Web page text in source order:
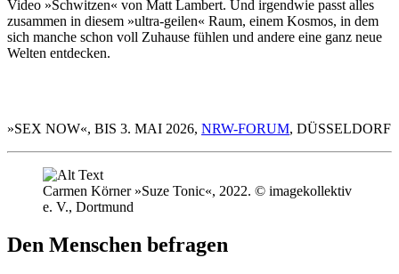
Video »Schwitzen« von Matt Lambert. Und irgendwie passt alles
zusammen in diesem »ultra-geilen« Raum, einem Kosmos, in dem
sich manche schon voll Zuhause fühlen und andere eine ganz neue
Welten entdecken.
»SEX NOW«, BIS 3. MAI 2026, NRW-FORUM, DÜSSELDORF
Carmen Körner »Suze Tonic«, 2022. © imagekollektiv
e. V., Dortmund
Den Menschen befragen